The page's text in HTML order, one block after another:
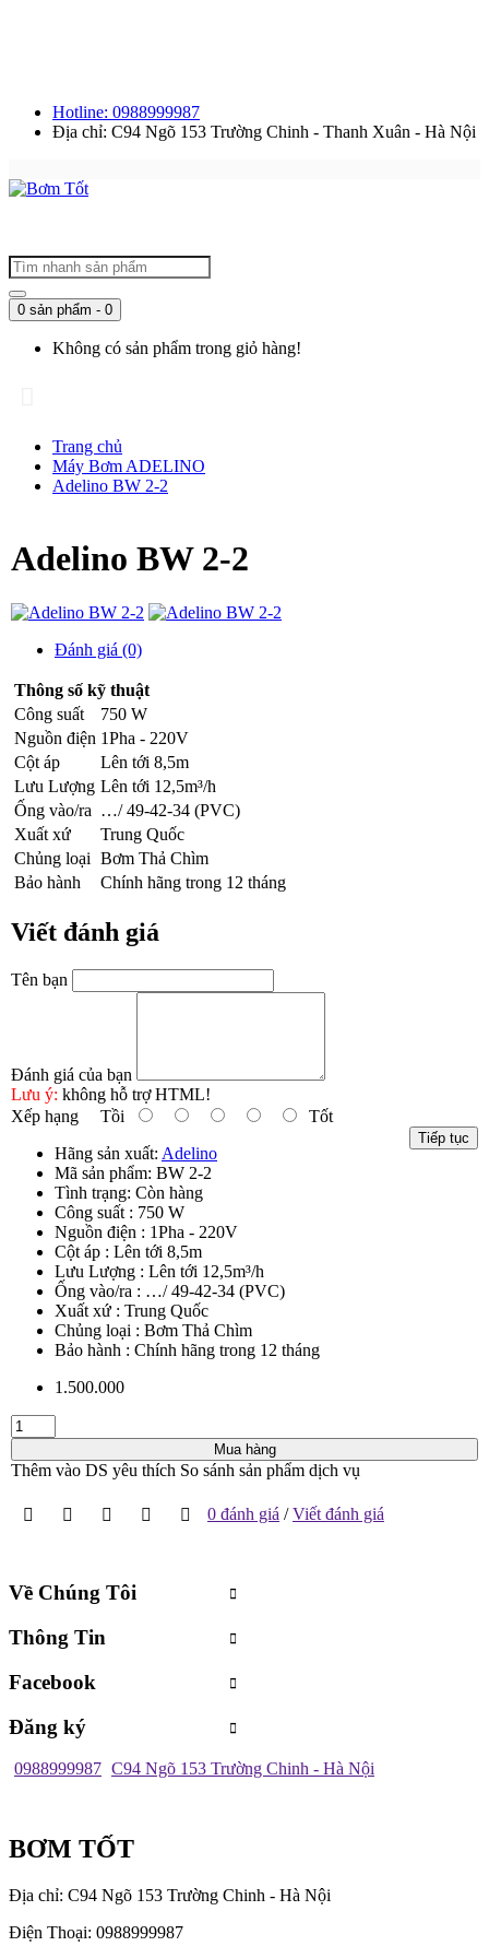
Hotline: 0988999987
Địa chỉ: C94 Ngõ 153 Trường Chinh - Thanh Xuân - Hà Nội
0 sản phẩm - 0
Không có sản phẩm trong giỏ hàng!
Trang chủ
Máy Bơm ADELINO
Adelino BW 2-2
Adelino BW 2-2
Đánh giá (0)
Thông số kỹ thuật
Công suất
750 W
Nguồn điện 1Pha - 220V
Cột áp
Lên tới 8,5m
Lưu Lượng Lên tới 12,5m³/h
Ống vào/ra …/ 49-42-34 (PVC)
Xuất xứ
Trung Quốc
Chủng loại Bơm Thả Chìm
Bảo hành
Chính hãng trong 12 tháng
Viết đánh giá
Tên bạn
Đánh giá của bạn
Lưu ý: không hỗ trợ HTML!
Xếp hạng Tồi Tốt
Tiếp tục
Hãng sản xuất: Adelino
Mã sản phẩm: BW 2-2
Tình trạng: Còn hàng
Công suất : 750 W
Nguồn điện : 1Pha - 220V
Cột áp : Lên tới 8,5m
Lưu Lượng : Lên tới 12,5m³/h
Ống vào/ra : …/ 49-42-34 (PVC)
Xuất xứ : Trung Quốc
Chủng loại : Bơm Thả Chìm
Bảo hành : Chính hãng trong 12 tháng
1.500.000
Mua hàng
Thêm vào DS yêu thích So sánh sản phẩm dịch vụ
0 đánh giá /Viết đánh giá
Về Chúng Tôi
Thông Tin
Facebook
Đăng ký
0988999987 C94 Ngõ 153 Trường Chinh - Hà Nội
BƠM TỐT
Địa chỉ: C94 Ngõ 153 Trường Chinh - Hà Nội
Điện Thoại: 0988999987